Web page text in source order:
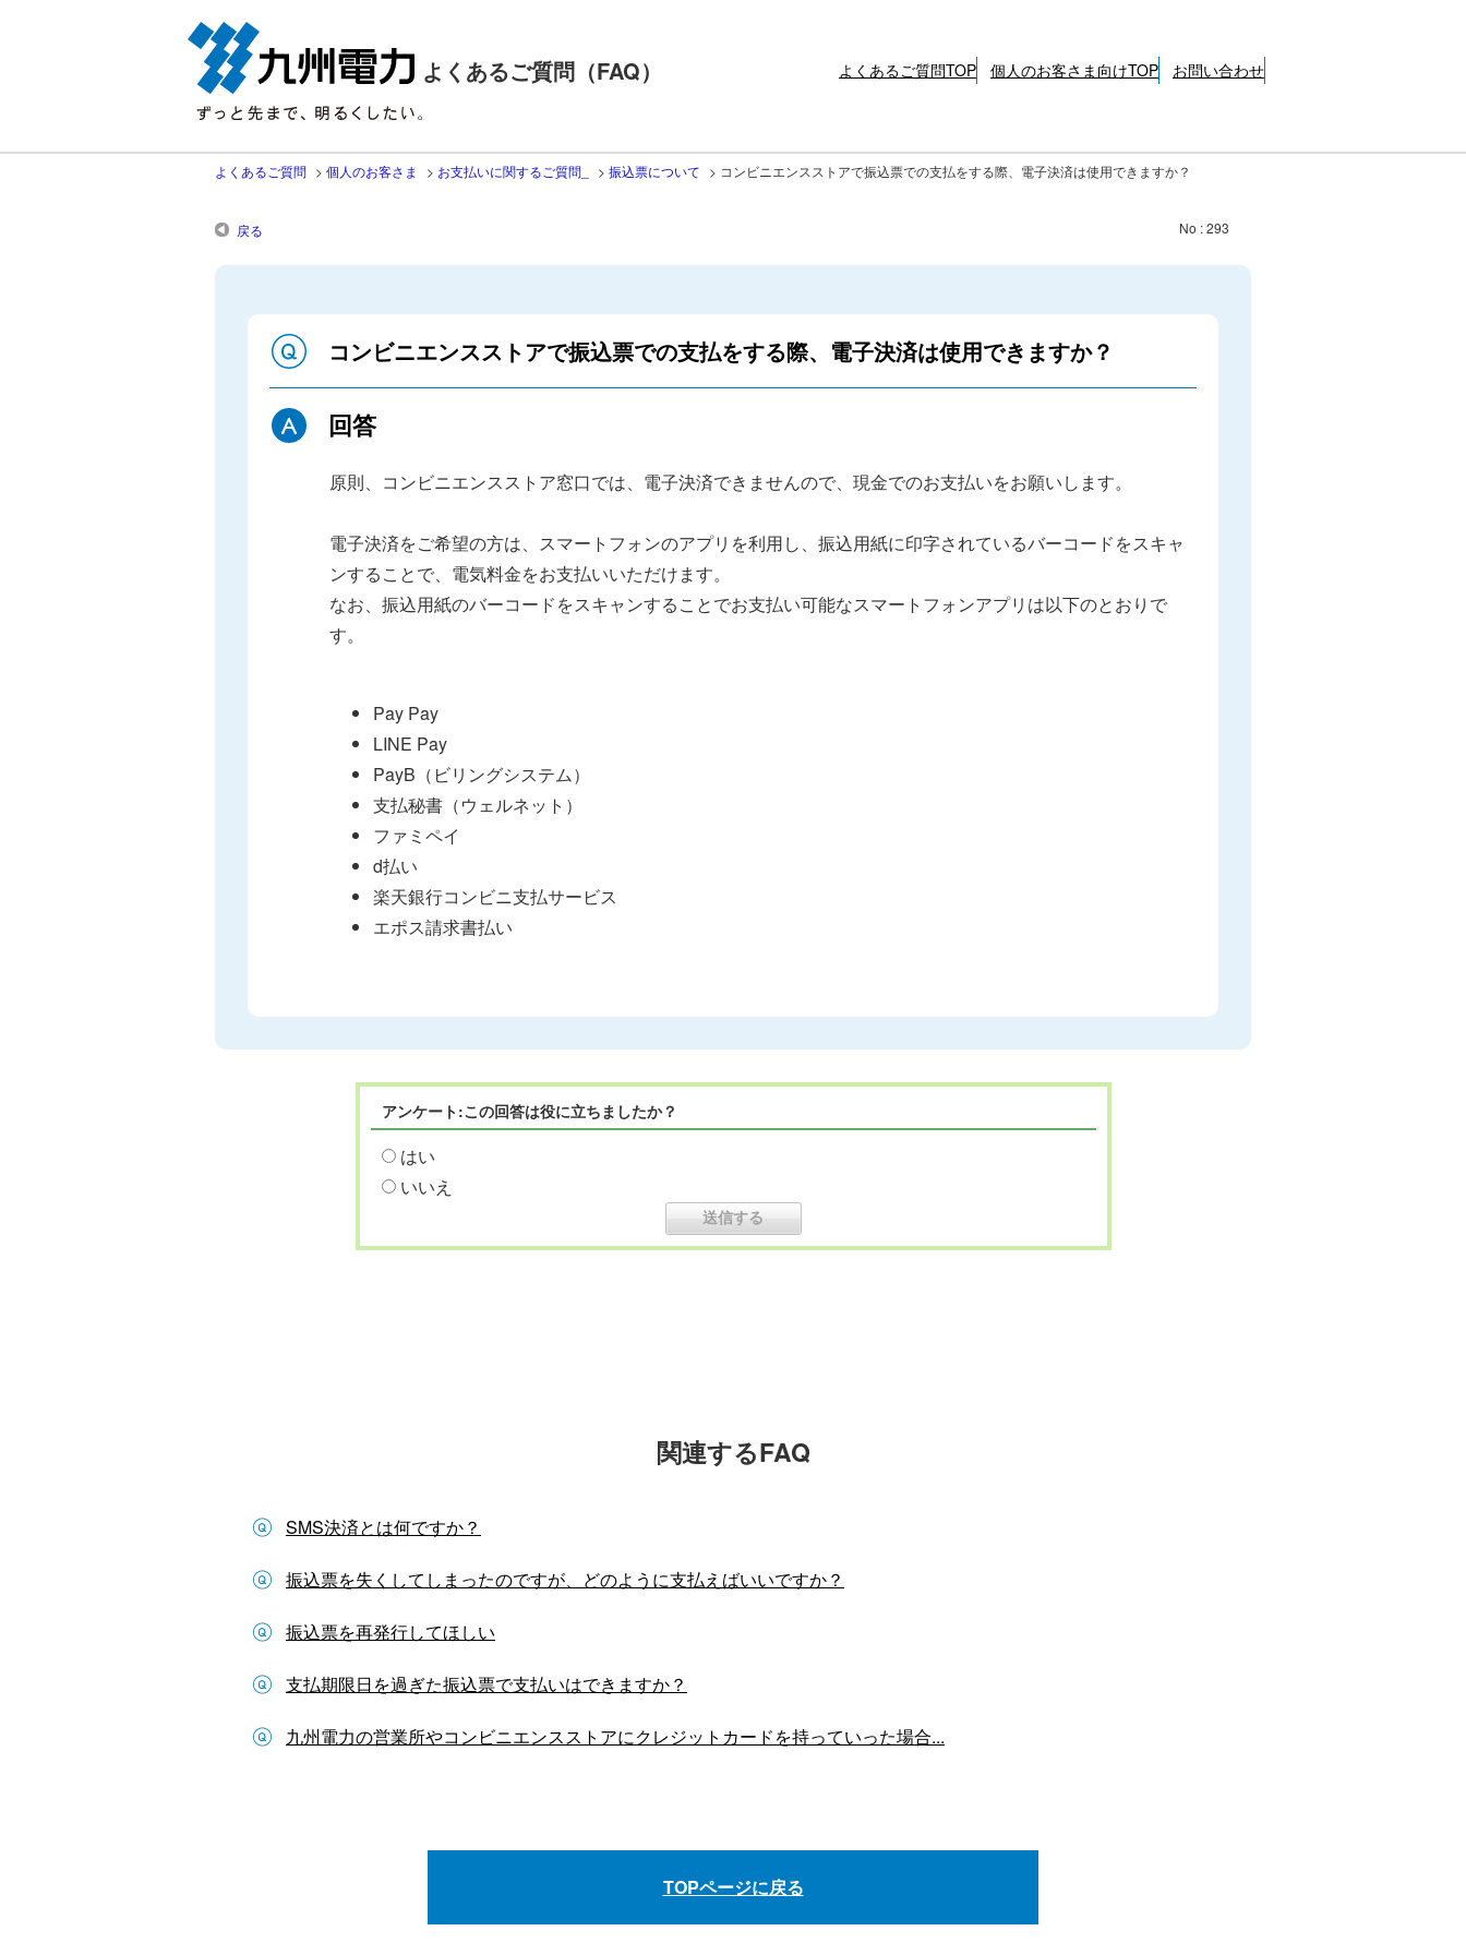
よくあるご質問（FAQ） よくあるご質問TOP 個人のお客さま向けTOP お問い合わせ
よくあるご質問 > 個人のお客さま > お支払いに関するご質問_ > 振込票について > コンビニエンスストアで振込票での支払をする際、電子決済は使用できますか？
戻る No : 293
コンビニエンスストアで振込票での支払をする際、電子決済は使用できますか？
回答
原則、コンビニエンスストア窓口では、電子決済できませんので、現金でのお支払いをお願いします。
電子決済をご希望の方は、スマートフォンのアプリを利用し、振込用紙に印字されているバーコードをスキャ
ンすることで、電気料金をお支払いいただけます。
なお、振込用紙のバーコードをスキャンすることでお支払い可能なスマートフォンアプリは以下のとおりで
す。
Pay Pay
LINE Pay
PayB（ビリングシステム）
支払秘書（ウェルネット）
ファミペイ
d払い
楽天銀行コンビニ支払サービス
エポス請求書払い
アンケート:この回答は役に立ちましたか？
はい
いいえ
関連するFAQ
SMS決済とは何ですか？
振込票を失くしてしまったのですが、どのように支払えばいいですか？
振込票を再発行してほしい
支払期限日を過ぎた振込票で支払いはできますか？
九州電力の営業所やコンビニエンスストアにクレジットカードを持っていった場合...
TOPページに戻る